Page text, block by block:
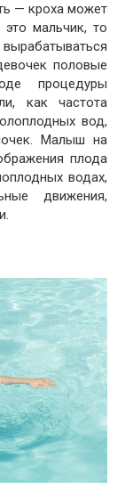
— кроха может
это мальчик, то
половые
процедуры
как частота
вод,
Малыш на
плода
водах,
движения,